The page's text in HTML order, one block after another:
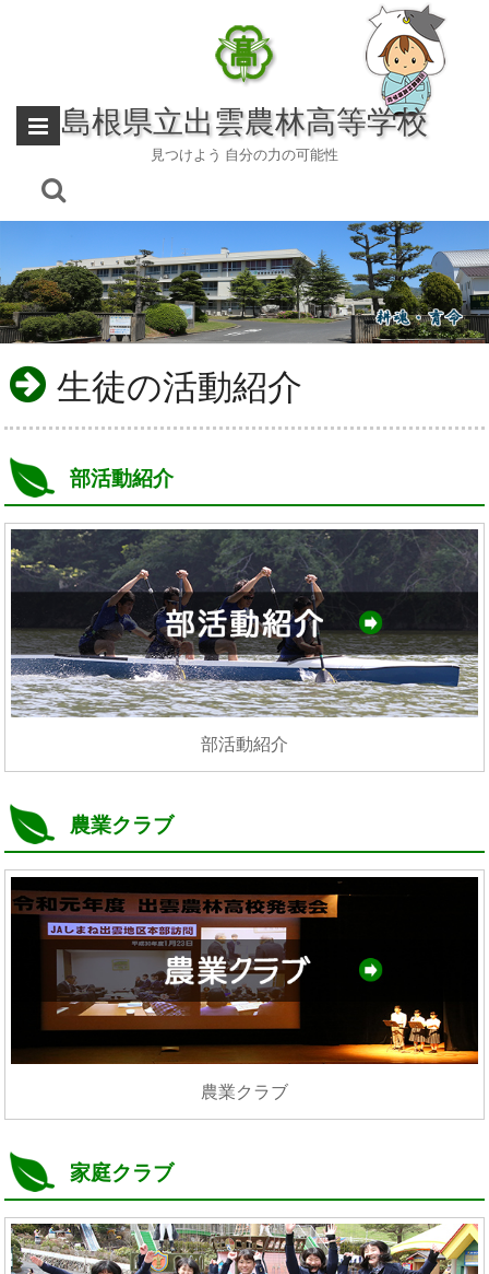
島根県立出雲農林高等学校
見つけよう 自分の力の可能性
生徒の活動紹介
部活動紹介
部活動紹介
農業クラブ
農業クラブ
家庭クラブ